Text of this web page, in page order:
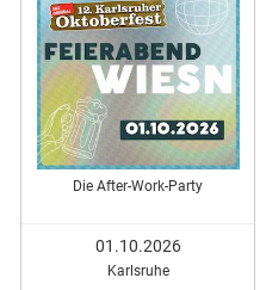
Die After-Work-Party
01.10.2026
Karlsruhe